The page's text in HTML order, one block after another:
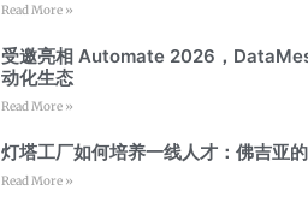
Read More »
受邀亮相 Automate 2026，
动化生态
Read More »
灯塔工厂如何培养一线人才：佛吉亚
Read More »